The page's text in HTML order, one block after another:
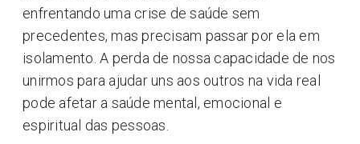
enfrentando uma crise de saúde sem
precedentes, mas precisam passar por ela em
isolamento. A perda de nossa capacidade de nos
unirmos para ajudar uns aos outros na vida real
pode afetar a saúde mental, emocional e
espiritual das pessoas.